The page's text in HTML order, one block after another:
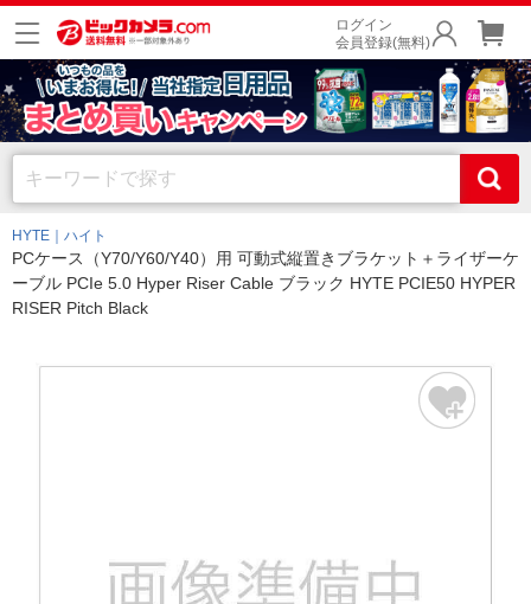
ログイン
会員登録(無料)
HYTE｜ハイト
PCケース（Y70/Y60/Y40）用 可動式縦置きブラケット＋ライザーケ
ーブル PCIe 5.0 Hyper Riser Cable ブラック HYTE PCIE50 HYPER
RISER Pitch Black